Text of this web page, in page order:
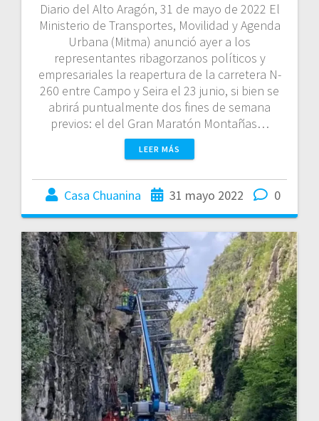
Diario del Alto Aragón, 31 de mayo de 2022 El
Ministerio de Transportes, Movilidad y Agenda
Urbana (Mitma) anunció ayer a los
representantes ribagorzanos políticos y
empresariales la reapertura de la carretera N-
260 entre Campo y Seira el 23 junio, si bien se
abrirá puntualmente dos fines de semana
previos: el del Gran Maratón Montañas…
LEER MÁS
Casa Chuanina 31 mayo 2022 0